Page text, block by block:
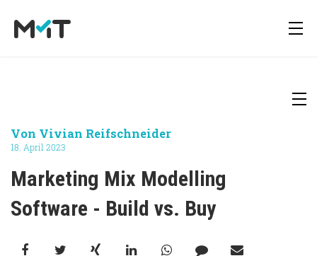
Karriere
English
Marketing Measurement
Marketing Mix Modelling
Downloads
Presse
Von Vivian Reifschneider
18. April 2023
Marketing Mix Modelling
Software - Build vs. Buy